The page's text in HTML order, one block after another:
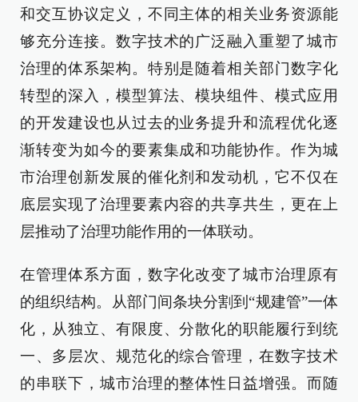
和交互协议定义，不同主体的相关业务资源能
够充分连接。数字技术的广泛融入重塑了城市
治理的体系架构。特别是随着相关部门数字化
转型的深入，模型算法、模块组件、模式应用
的开发建设也从过去的业务提升和流程优化逐
渐转变为如今的要素集成和功能协作。作为城
市治理创新发展的催化剂和发动机，它不仅在
底层实现了治理要素内容的共享共生，更在上
层推动了治理功能作用的一体联动。
在管理体系方面，数字化改变了城市治理原有
的组织结构。从部门间条块分割到“规建管”一体
化，从独立、有限度、分散化的职能履行到统
一、多层次、规范化的综合管理，在数字技术
的串联下，城市治理的整体性日益增强。而随